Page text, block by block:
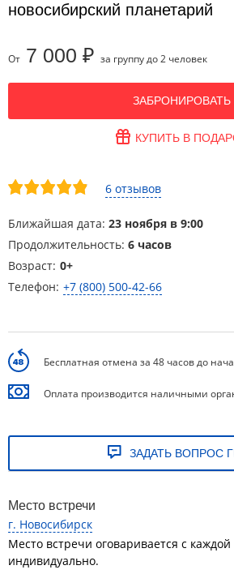
От 7 000 ₽ за группу до 2 человек
6 отзывов
Ближайшая дата: 23 ноября в 9:00
Продолжительность: 6 часов
Возраст: 0+
Телефон: +7 (800) 500-42-66
ЗАБРОНИРОВАТЬ
КУПИТЬ В
Бесплатная отмена за 48 часов до
Оплата производится наличными
ЗАДАТЬ ВОПРОС
новосибирский планетарий
Место встречи
г. Новосибирск
Место встречи оговаривается с каждой
индивидуально.